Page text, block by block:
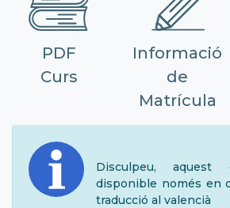
PDF
Curs
Informació
de
Matrícula
Disculpeu, aquest
disponible només en
traducció al valencià